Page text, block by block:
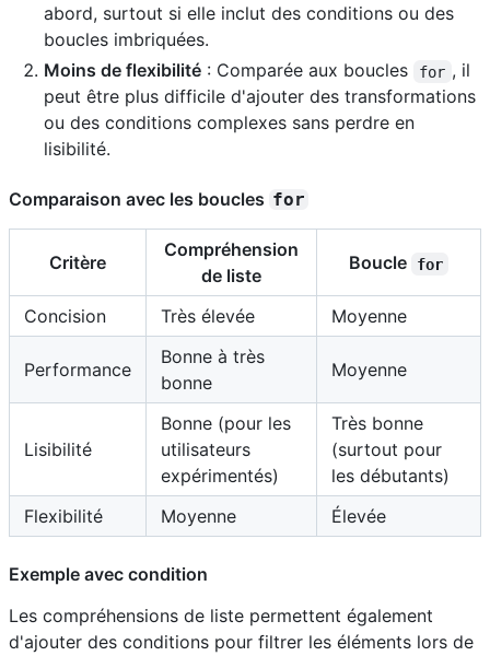
abord, surtout si elle inclut des conditions ou des
boucles imbriquées.
Moins de flexibilité : Comparée aux boucles for , il
peut être plus difficile d'ajouter des transformations
ou des conditions complexes sans perdre en
lisibilité.
Comparaison avec les boucles for
Critère
Compréhension
de liste
Boucle for
Concision Très élevée Moyenne
Performance
Bonne à très
bonne
Moyenne
Lisibilité
Bonne (pour les
utilisateurs
expérimentés)
Très bonne
(surtout pour
les débutants)
Flexibilité
Moyenne Élevée
Exemple avec condition
Les compréhensions de liste permettent également
d'ajouter des conditions pour filtrer les éléments lors de